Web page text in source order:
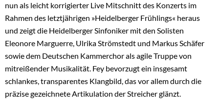
nun als leicht korrigierter Live Mitschnitt des Konzerts im
Rahmen des letztjährigen »Heidelberger Frühlings« heraus
und zeigt die Heidelberger Sinfoniker mit den Solisten
Eleonore Marguerre, Ulrika Strömstedt und Markus Schäfer
sowie dem Deutschen Kammerchor als agile Truppe von
mitreißender Musikalität. Fey bevorzugt ein insgesamt
schlankes, transparentes Klangbild, das vor allem durch die
präzise gezeichnete Artikulation der Streicher glänzt.